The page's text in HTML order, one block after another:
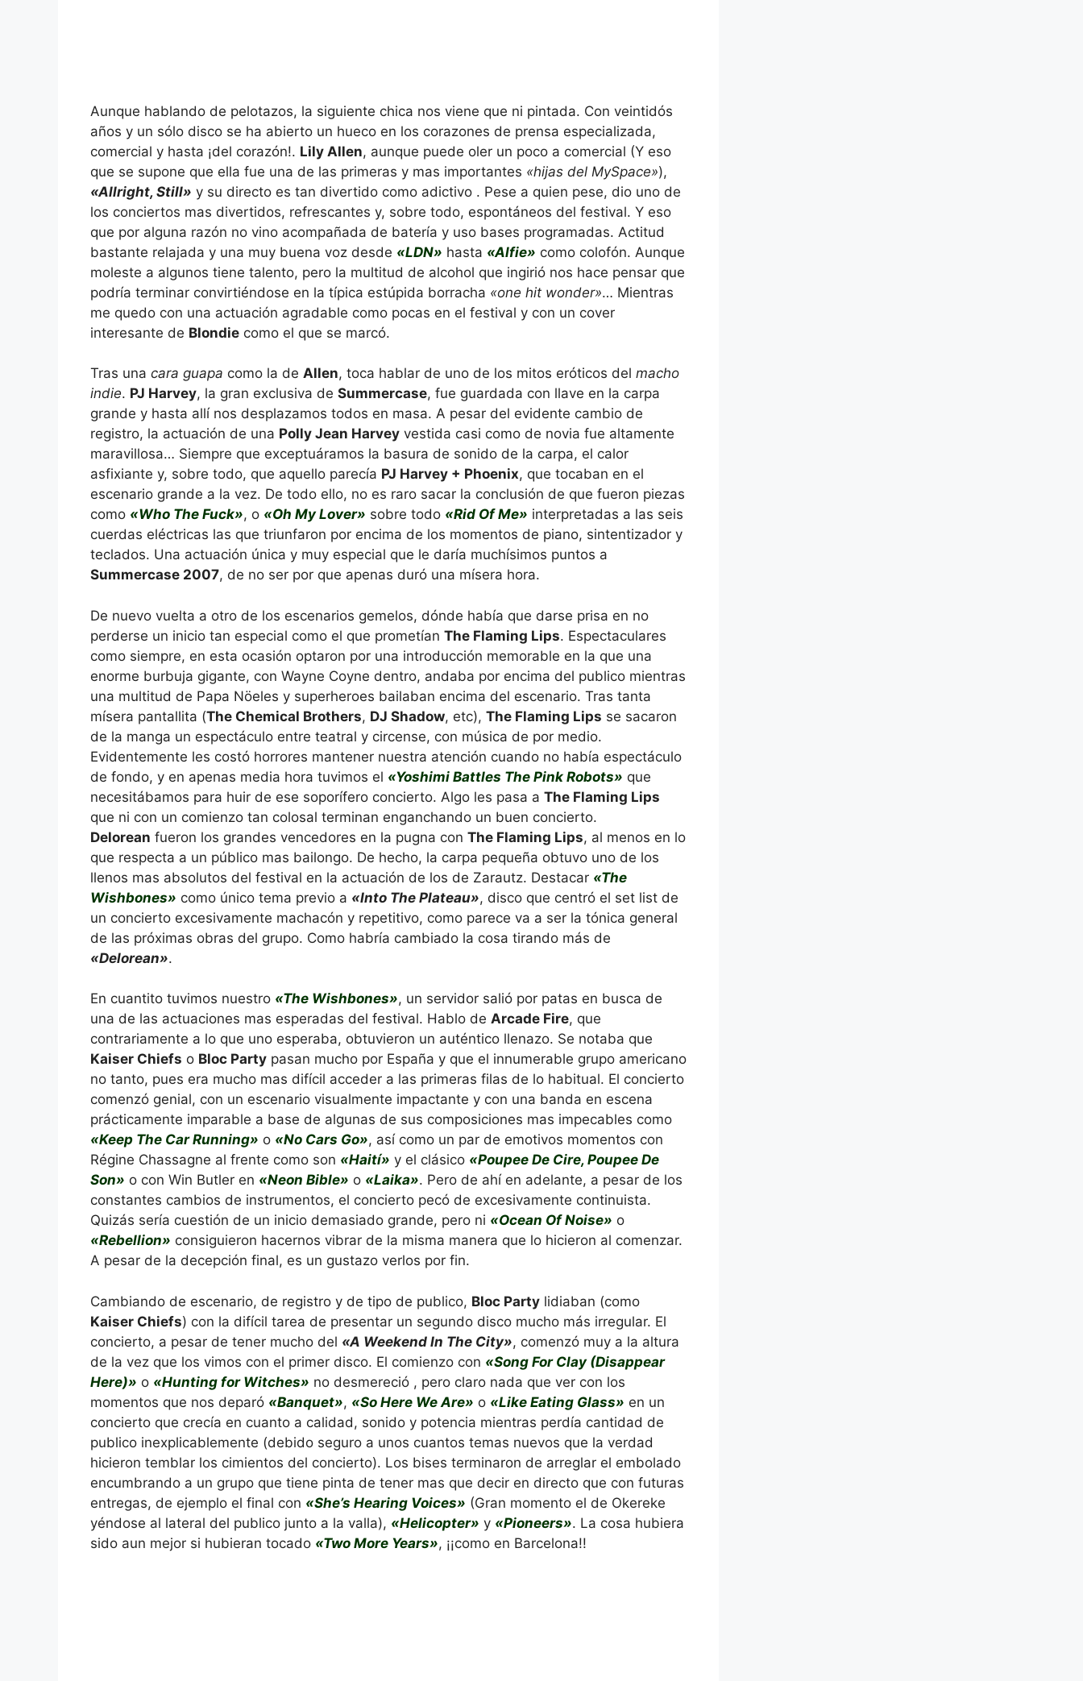
Aunque hablando de pelotazos, la siguiente chica nos viene que ni pintada. Con veintidós
años y un sólo disco se ha abierto un hueco en los corazones de prensa especializada,
comercial y hasta ¡del corazón!. Lily Allen, aunque puede oler un poco a comercial (Y eso
que se supone que ella fue una de las primeras y mas importantes «hijas del MySpace»),
«Allright, Still» y su directo es tan divertido como adictivo . Pese a quien pese, dio uno de
los conciertos mas divertidos, refrescantes y, sobre todo, espontáneos del festival. Y eso
que por alguna razón no vino acompañada de batería y uso bases programadas. Actitud
bastante relajada y una muy buena voz desde «LDN» hasta «Alfie» como colofón. Aunque
moleste a algunos tiene talento, pero la multitud de alcohol que ingirió nos hace pensar que
podría terminar convirtiéndose en la típica estúpida borracha «one hit wonder»… Mientras
me quedo con una actuación agradable como pocas en el festival y con un cover
interesante de Blondie como el que se marcó.
Tras una cara guapa como la de Allen, toca hablar de uno de los mitos eróticos del macho
indie. PJ Harvey, la gran exclusiva de Summercase, fue guardada con llave en la carpa
grande y hasta allí nos desplazamos todos en masa. A pesar del evidente cambio de
registro, la actuación de una Polly Jean Harvey vestida casi como de novia fue altamente
maravillosa… Siempre que exceptuáramos la basura de sonido de la carpa, el calor
asfixiante y, sobre todo, que aquello parecía PJ Harvey + Phoenix, que tocaban en el
escenario grande a la vez. De todo ello, no es raro sacar la conclusión de que fueron piezas
como «Who The Fuck», o «Oh My Lover» sobre todo «Rid Of Me» interpretadas a las seis
cuerdas eléctricas las que triunfaron por encima de los momentos de piano, sintentizador y
teclados. Una actuación única y muy especial que le daría muchísimos puntos a
Summercase 2007, de no ser por que apenas duró una mísera hora.
De nuevo vuelta a otro de los escenarios gemelos, dónde había que darse prisa en no
perderse un inicio tan especial como el que prometían The Flaming Lips. Espectaculares
como siempre, en esta ocasión optaron por una introducción memorable en la que una
enorme burbuja gigante, con Wayne Coyne dentro, andaba por encima del publico mientras
una multitud de Papa Nöeles y superheroes bailaban encima del escenario. Tras tanta
mísera pantallita (The Chemical Brothers, DJ Shadow, etc), The Flaming Lips se sacaron
de la manga un espectáculo entre teatral y circense, con música de por medio.
Evidentemente les costó horrores mantener nuestra atención cuando no había espectáculo
de fondo, y en apenas media hora tuvimos el «Yoshimi Battles The Pink Robots» que
necesitábamos para huir de ese soporífero concierto. Algo les pasa a The Flaming Lips
que ni con un comienzo tan colosal terminan enganchando un buen concierto.
Delorean fueron los grandes vencedores en la pugna con The Flaming Lips, al menos en lo
que respecta a un público mas bailongo. De hecho, la carpa pequeña obtuvo uno de los
llenos mas absolutos del festival en la actuación de los de Zarautz. Destacar «The
Wishbones» como único tema previo a «Into The Plateau», disco que centró el set list de
un concierto excesivamente machacón y repetitivo, como parece va a ser la tónica general
de las próximas obras del grupo. Como habría cambiado la cosa tirando más de
«Delorean».
En cuantito tuvimos nuestro «The Wishbones», un servidor salió por patas en busca de
una de las actuaciones mas esperadas del festival. Hablo de Arcade Fire, que
contrariamente a lo que uno esperaba, obtuvieron un auténtico llenazo. Se notaba que
Kaiser Chiefs o Bloc Party pasan mucho por España y que el innumerable grupo americano
no tanto, pues era mucho mas difícil acceder a las primeras filas de lo habitual. El concierto
comenzó genial, con un escenario visualmente impactante y con una banda en escena
prácticamente imparable a base de algunas de sus composiciones mas impecables como
«Keep The Car Running» o «No Cars Go», así como un par de emotivos momentos con
Régine Chassagne al frente como son «Haití» y el clásico «Poupee De Cire, Poupee De
Son» o con Win Butler en «Neon Bible» o «Laika». Pero de ahí en adelante, a pesar de los
constantes cambios de instrumentos, el concierto pecó de excesivamente continuista.
Quizás sería cuestión de un inicio demasiado grande, pero ni «Ocean Of Noise» o
«Rebellion» consiguieron hacernos vibrar de la misma manera que lo hicieron al comenzar.
A pesar de la decepción final, es un gustazo verlos por fin.
Cambiando de escenario, de registro y de tipo de publico, Bloc Party lidiaban (como
Kaiser Chiefs) con la difícil tarea de presentar un segundo disco mucho más irregular. El
concierto, a pesar de tener mucho del «A Weekend In The City», comenzó muy a la altura
de la vez que los vimos con el primer disco. El comienzo con «Song For Clay (Disappear
Here)» o «Hunting for Witches» no desmereció , pero claro nada que ver con los
momentos que nos deparó «Banquet», «So Here We Are» o «Like Eating Glass» en un
concierto que crecía en cuanto a calidad, sonido y potencia mientras perdía cantidad de
publico inexplicablemente (debido seguro a unos cuantos temas nuevos que la verdad
hicieron temblar los cimientos del concierto). Los bises terminaron de arreglar el embolado
encumbrando a un grupo que tiene pinta de tener mas que decir en directo que con futuras
entregas, de ejemplo el final con «She’s Hearing Voices» (Gran momento el de Okereke
yéndose al lateral del publico junto a la valla), «Helicopter» y «Pioneers». La cosa hubiera
sido aun mejor si hubieran tocado «Two More Years», ¡¡como en Barcelona!!